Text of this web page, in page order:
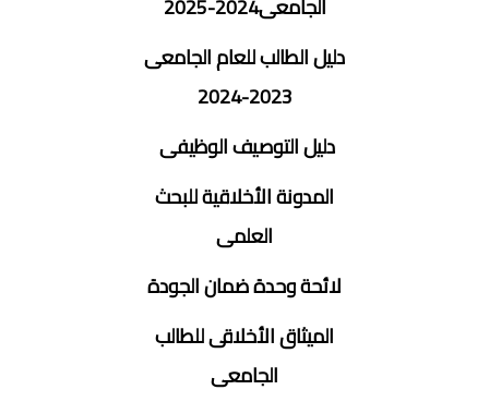
الجامعى2024-2025
دليل الطالب للعام الجامعى
2023-2024
دليل التوصيف الوظيفى
المدونة الأخلاقية للبحث
العلمى
لائحة وحدة ضمان الجودة
الميثاق الأخلاقى للطالب
الجامعى